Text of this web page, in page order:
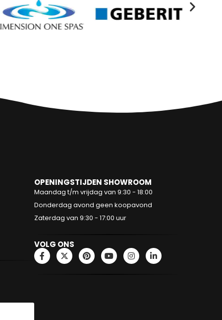
OPENINGSTIJDEN SHOWROOM
Maandag t/m vrijdag van 9:30 - 18:00
Donderdag avond geen koopavond
Zaterdag van 9:30 - 17:00 uur
VOLG ONS